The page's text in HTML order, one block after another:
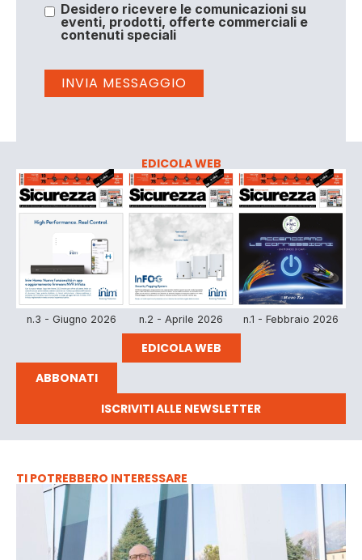
Desidero ricevere le comunicazioni su
eventi, prodotti, offerte commerciali e
contenuti speciali
EDICOLA WEB
n.3 - Giugno 2026 n.2 - Aprile 2026 n.1 - Febbraio 2026
EDICOLA WEB
ABBONATI
ISCRIVITI ALLE NEWSLETTER
TI POTREBBERO INTERESSARE